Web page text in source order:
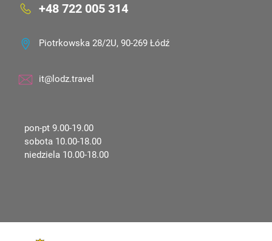
+48 722 005 314
Piotrkowska 28/2U, 90-269 Łódź
it@lodz.travel
pon-pt 9.00-19.00
sobota 10.00-18.00
niedziela 10.00-18.00